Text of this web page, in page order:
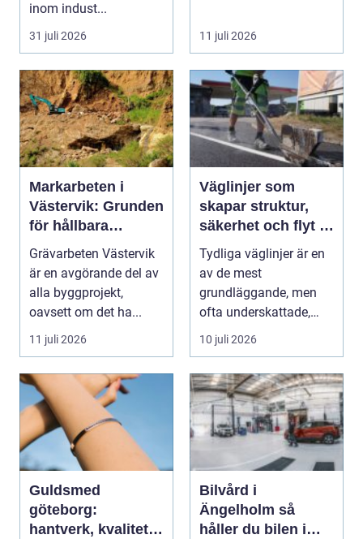
inom indust...
31 juli 2026 11 juli 2026
Markarbeten i
Västervik: Grunden
för hållbara
byggprojekt
Grävarbeten Västervik
är en avgörande del av
alla byggprojekt,
oavsett om det ha...
11 juli 2026
Väglinjer som
skapar struktur,
säkerhet och flyt i
trafiken
Tydliga väglinjer är en
av de mest
grundläggande, men
ofta underskattade,
delarna i trafikmiljön.
10 juli 2026
Guldsmed
göteborg:
hantverk, kvalitet
Bilvård i
Ängelholm så
håller du bilen i